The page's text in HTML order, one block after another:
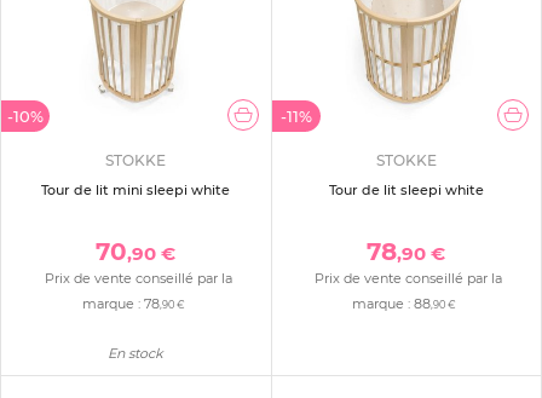
-10%
STOKKE
Tour de lit mini sleepi white
70,90 €
Prix de vente conseillé par la
marque : 78,90 €
En stock
-11%
STOKKE
Tour de lit sleepi white
78,90 €
Prix de vente conseillé par la
marque : 88,90 €